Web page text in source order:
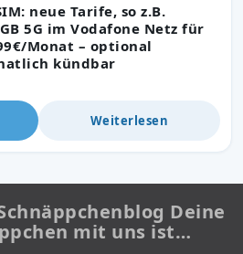
neue Tarife, so z.B.
5G im Vodafone Netz für
Monat – optional
kündbar
Weiterlesen
Deine
mit uns ist…